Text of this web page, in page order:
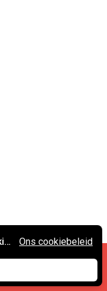
Contact
Deze website gebruikt cookies. Ons cookiebeleid